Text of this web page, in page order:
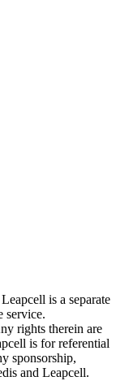
is a separate
service.
rights therein are
is for referential
sponsorship,
and Leapcell.